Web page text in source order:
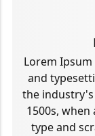
Lorem
and
the
1500s,
type and